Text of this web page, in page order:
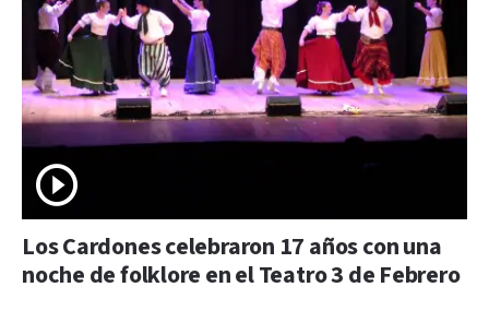
Los Cardones celebraron 17 años con una
noche de folklore en el Teatro 3 de Febrero